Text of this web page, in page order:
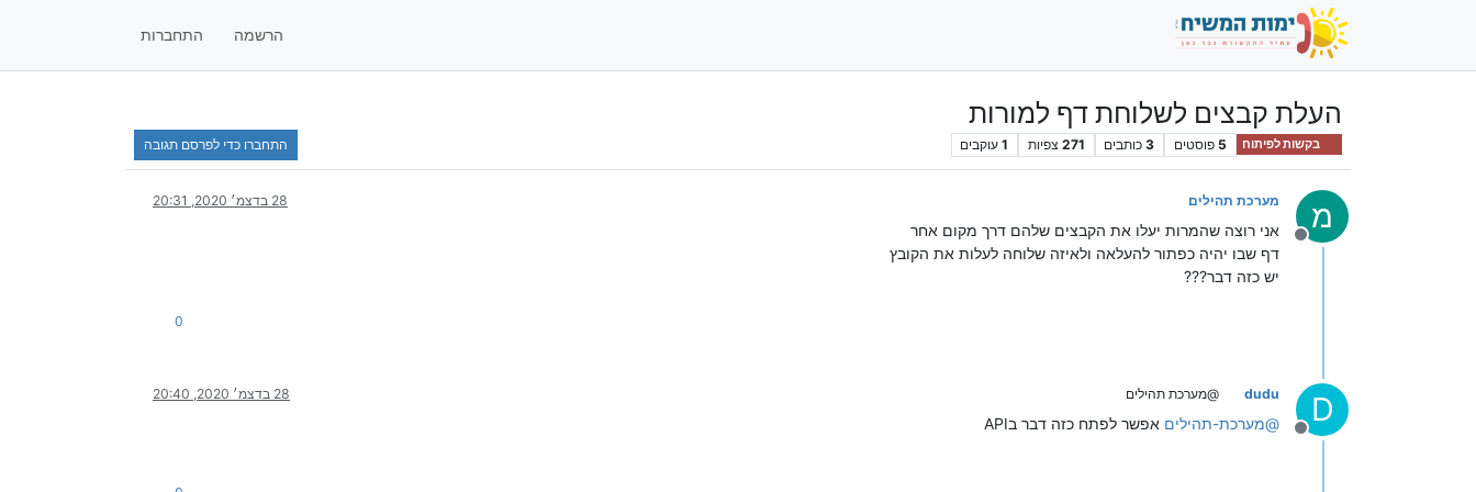
הרשמה התחברות
העלת קבצים לשלוחת דף למורות
בקשות לפיתוח 5 פוסטים 3 כותבים 271 צפיות 1 עוקבים התחברו כדי לפרסם תגובה
מ
מנותק
מערכת תהילים 28 בדצמ׳ 2020, 20:31
אני רוצה שהמרות יעלו את הקבצים שלהם דרך מקום אחר
דף שבו יהיה כפתור להעלאה ולאיזה שלוחה לעלות את הקובץ
יש כזה דבר???
0
D
מנותק
dudu @מערכת תהילים 28 בדצמ׳ 2020, 20:40
@מערכת-תהילים אפשר לפתח כזה דבר בAPI